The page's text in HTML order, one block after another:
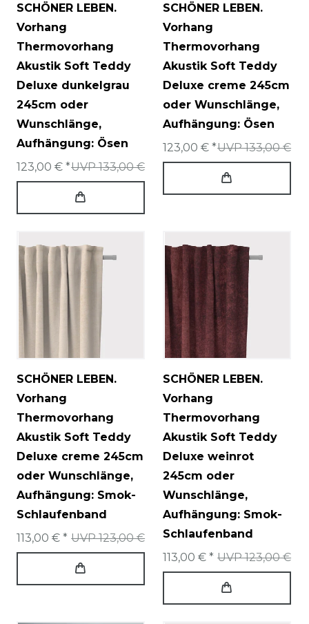
SCHÖNER LEBEN.
Vorhang
Thermovorhang
Akustik Soft Teddy
Deluxe dunkelgrau
245cm oder
Wunschlänge,
Aufhängung: Ösen
UVP 133,00 €
123,00 € *
SCHÖNER LEBEN.
Vorhang
Thermovorhang
Akustik Soft Teddy
Deluxe creme 245cm
oder Wunschlänge,
Aufhängung: Ösen
UVP 133,00 €
123,00 € *
SCHÖNER LEBEN.
Vorhang
Thermovorhang
Akustik Soft Teddy
Deluxe creme 245cm
oder Wunschlänge,
Aufhängung: Smok-
Schlaufenband
UVP 123,00 €
113,00 € *
SCHÖNER LEBEN.
Vorhang
Thermovorhang
Akustik Soft Teddy
Deluxe weinrot
245cm oder
Wunschlänge,
Aufhängung: Smok-
Schlaufenband
UVP 123,00 €
113,00 € *